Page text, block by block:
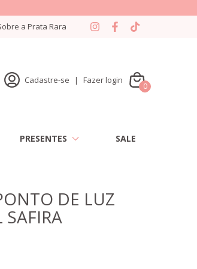
a Prata Rara
Cadastre-se | Fazer login
0
PRESENTES SALE
DE LUZ
SAFIRA